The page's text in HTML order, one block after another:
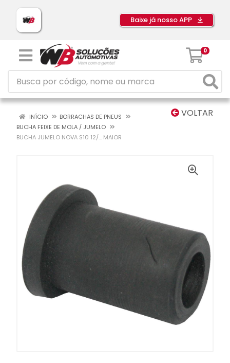
Baixe já nosso APP
0
VOLTAR
INÍCIO
BORRACHAS DE PNEUS
BUCHA FEIXE DE MOLA / JUMELO
BUCHA JUMELO NOVA S10 12/... MAIOR